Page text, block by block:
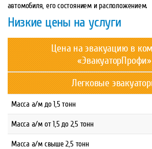
автомобиля, его состоянием и расположением.
Низкие цены на услуги
Цена на эвакуацию в
«ЭвакуаторПрофи»
Легковые
Масса а/м до 1,5 тонн
Масса а/м от 1,5 до 2,5 тонн
Масса а/м свыше 2,5 тонн